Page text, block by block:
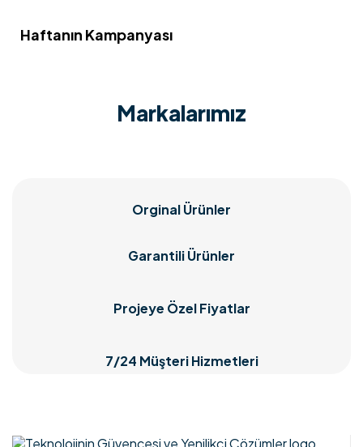
Haftanın Kampanyası
Markalarımız
Orginal Ürünler
Garantili Ürünler
Projeye Özel Fiyatlar
7/24 Müşteri Hizmetleri